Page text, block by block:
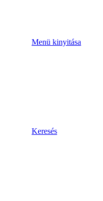
Menü kinyitása
Keresés